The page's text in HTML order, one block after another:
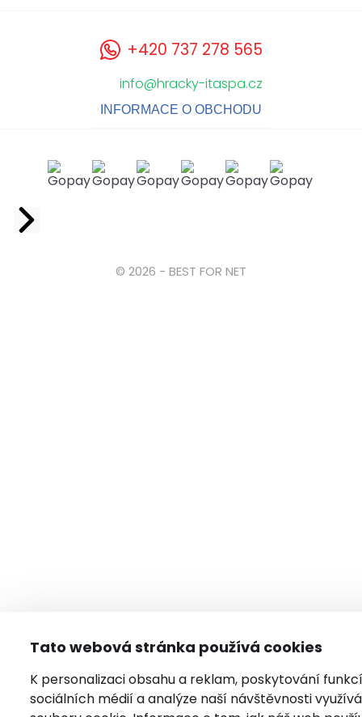
Tato webová stránka používá cookies
K personalizaci obsahu a reklam, poskytování funkcí
sociálních médií a analýze naší návštěvnosti
+420 737 278 565
info@hracky-itaspa.cz
INFORMACE O OBCHODU
© 2026 - BEST FOR NET